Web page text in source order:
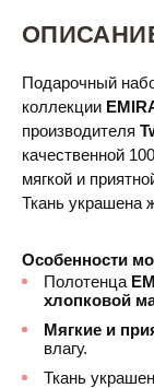
Подарочный
коллекции
производителя
качественной
мягкой и
Ткань украшена
Особенности
Полотенца
хлопковой
Мягкие и
влагу.
Ткань